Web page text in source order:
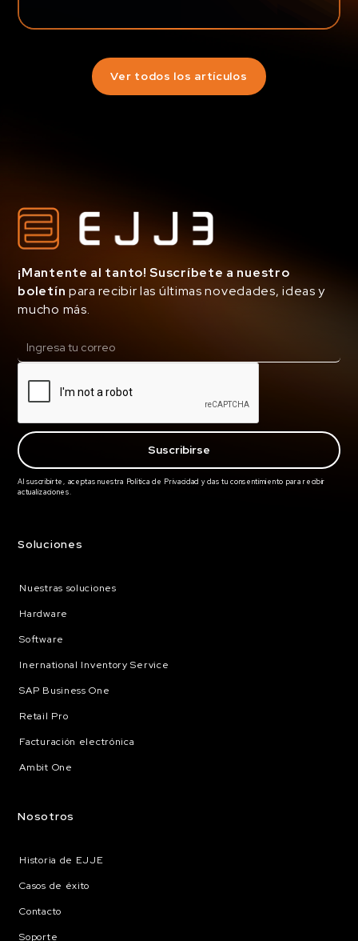
Ver todos los artículos
¡Mantente al tanto! Suscríbete a nuestro
boletín para recibir las últimas novedades, ideas y
mucho más.
Al suscribirte, aceptas nuestra Política de Privacidad y das tu consentimiento para recibir
actualizaciones.
Soluciones
Nuestras soluciones
Hardware
Software
Inernational Inventory Service
SAP Business One
Retail Pro
Facturación electrónica
Ambit One
Nosotros
Historia de EJJE
Casos de éxito
Contacto
Soporte